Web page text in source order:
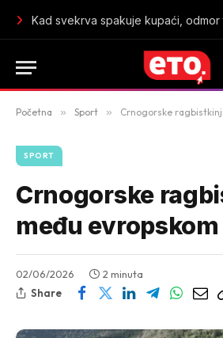
Kad svekrva spakuje kupaći,
Početna » Sport » Crnogorske
SPORT
Crnogorske
među
02/06/2026
2 minuta
Share